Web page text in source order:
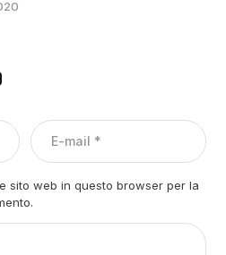
sito web in questo browser per la